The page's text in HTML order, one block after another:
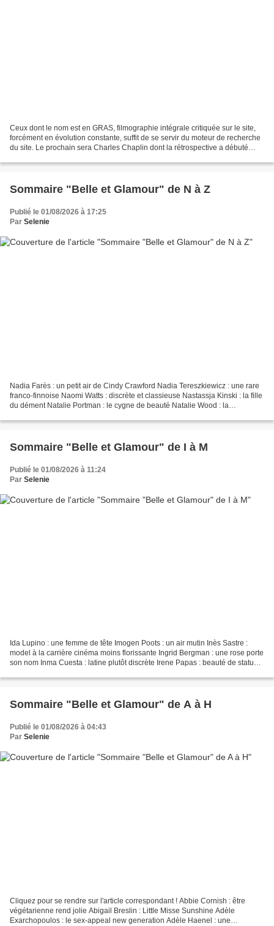
Ceux dont le nom est en GRAS, filmographie intégrale critiquée sur le site,
forcément en évolution constante, suffit de se servir du moteur de recherche
du site. Le prochain sera Charles Chaplin dont la rétrospective a débuté
Sommaire "Belle et Glamour" de N à Z
Publié le 01/08/2026 à 17:25
Par Selenie
Nadia Farès : un petit air de Cindy Crawford Nadia Tereszkiewicz : une rare
franco-finnoise Naomi Watts : discrète et classieuse Nastassja Kinski : la fille
du dément Natalie Portman : le cygne de beauté Natalie Wood : la
Sommaire "Belle et Glamour" de I à M
Publié le 01/08/2026 à 11:24
Par Selenie
Ida Lupino : une femme de tête Imogen Poots : un air mutin Inès Sastre :
model à la carrière cinéma moins florissante Ingrid Bergman : une rose porte
son nom Inma Cuesta : latine plutôt discrète Irene Papas : beauté de statue
Sommaire "Belle et Glamour" de A à H
Publié le 01/08/2026 à 04:43
Par Selenie
Cliquez pour se rendre sur l'article correspondant ! Abbie Cornish : être
végétarienne rend jolie Abigail Breslin : Little Misse Sunshine Adèle
Exarchopoulos : le sex-appeal new generation Adèle Haenel : une